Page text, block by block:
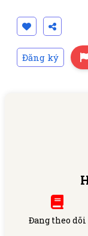
Đăng ký
Đang theo dõi